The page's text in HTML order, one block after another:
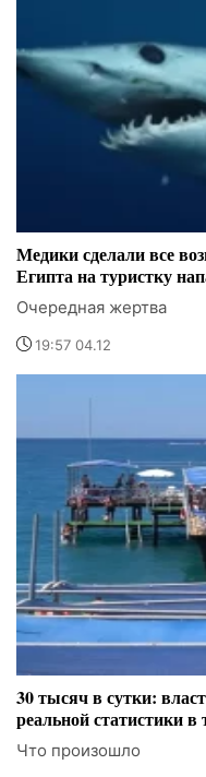
Медики сделали все
Египта на туристку
Очередная жертва
19:57 04.12
30 тысяч в сутки:
реальной статистики в
Что произошло